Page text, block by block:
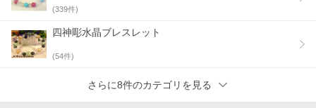
(339件)
四神彫水晶ブレスレット
(54件)
さらに8件のカテゴリを見る